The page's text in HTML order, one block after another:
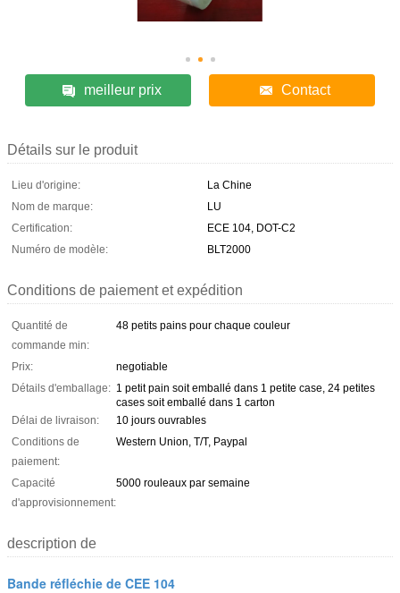
meilleur prix Contact
Détails sur le produit
Lieu d'origine:
La Chine
Nom de marque:
LU
Certification:
ECE 104, DOT-C2
Numéro de modèle:
BLT2000
Conditions de paiement et expédition
Quantité de
commande min:
48 petits pains pour chaque couleur
Prix:
negotiable
Détails d'emballage: 1 petit pain soit emballé dans 1 petite case, 24 petites
cases soit emballé dans 1 carton
Délai de livraison:
10 jours ouvrables
Conditions de
paiement:
Western Union, T/T, Paypal
Capacité
d'approvisionnement:
5000 rouleaux par semaine
description de
Bande réfléchie de CEE 104